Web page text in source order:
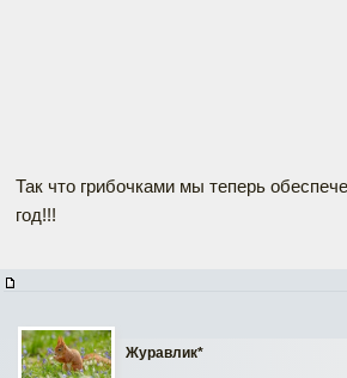
Так что грибочками мы теперь
год!!!
Журавлик*